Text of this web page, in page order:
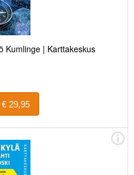
Kumlinge | Karttakeskus
Bestel € 29,95